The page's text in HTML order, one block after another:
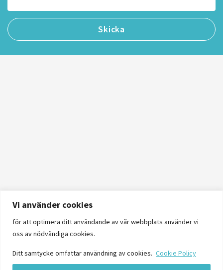
Vi använder cookies
för att optimera ditt användande av vår webbplats använder vi
oss av nödvändiga cookies.
Ditt samtycke omfattar användning av cookies. Cookie Policy